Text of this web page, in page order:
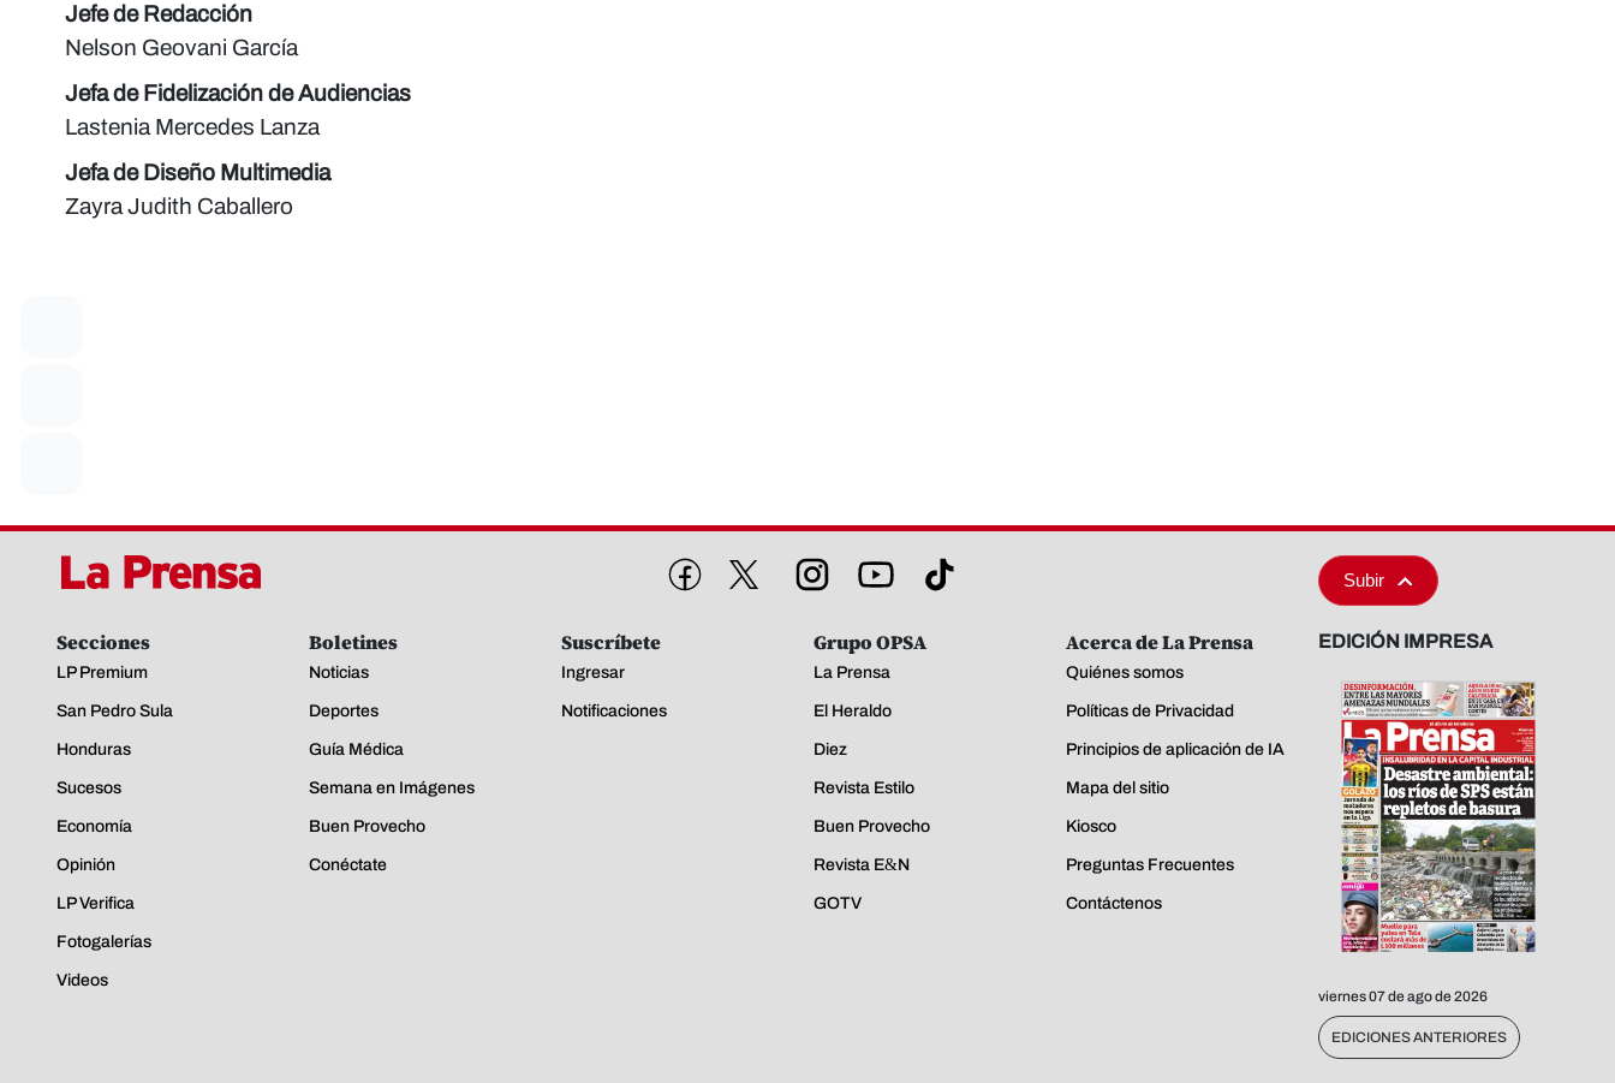
Jefe de Redacción
Nelson Geovani García
Jefa de Fidelización de Audiencias
Lastenia Mercedes Lanza
Jefa de Diseño Multimedia
Zayra Judith Caballero
Subir
Secciones
LP Premium
San Pedro Sula
Honduras
Sucesos
Economía
Opinión
LP Verifica
Fotogalerías
Videos
Boletines
Noticias
Deportes
Guía Médica
Semana en Imágenes
Buen Provecho
Conéctate
Suscríbete
Ingresar
Notificaciones
Grupo OPSA
La Prensa
El Heraldo
Diez
Revista Estilo
Buen Provecho
Revista E&N
GOTV
Acerca de La Prensa
Quiénes somos
Políticas de Privacidad
Principios de aplicación de IA
Mapa del sitio
Kiosco
Preguntas Frecuentes
Contáctenos
EDICIÓN IMPRESA
viernes 07 de ago de 2026
EDICIONES ANTERIORES